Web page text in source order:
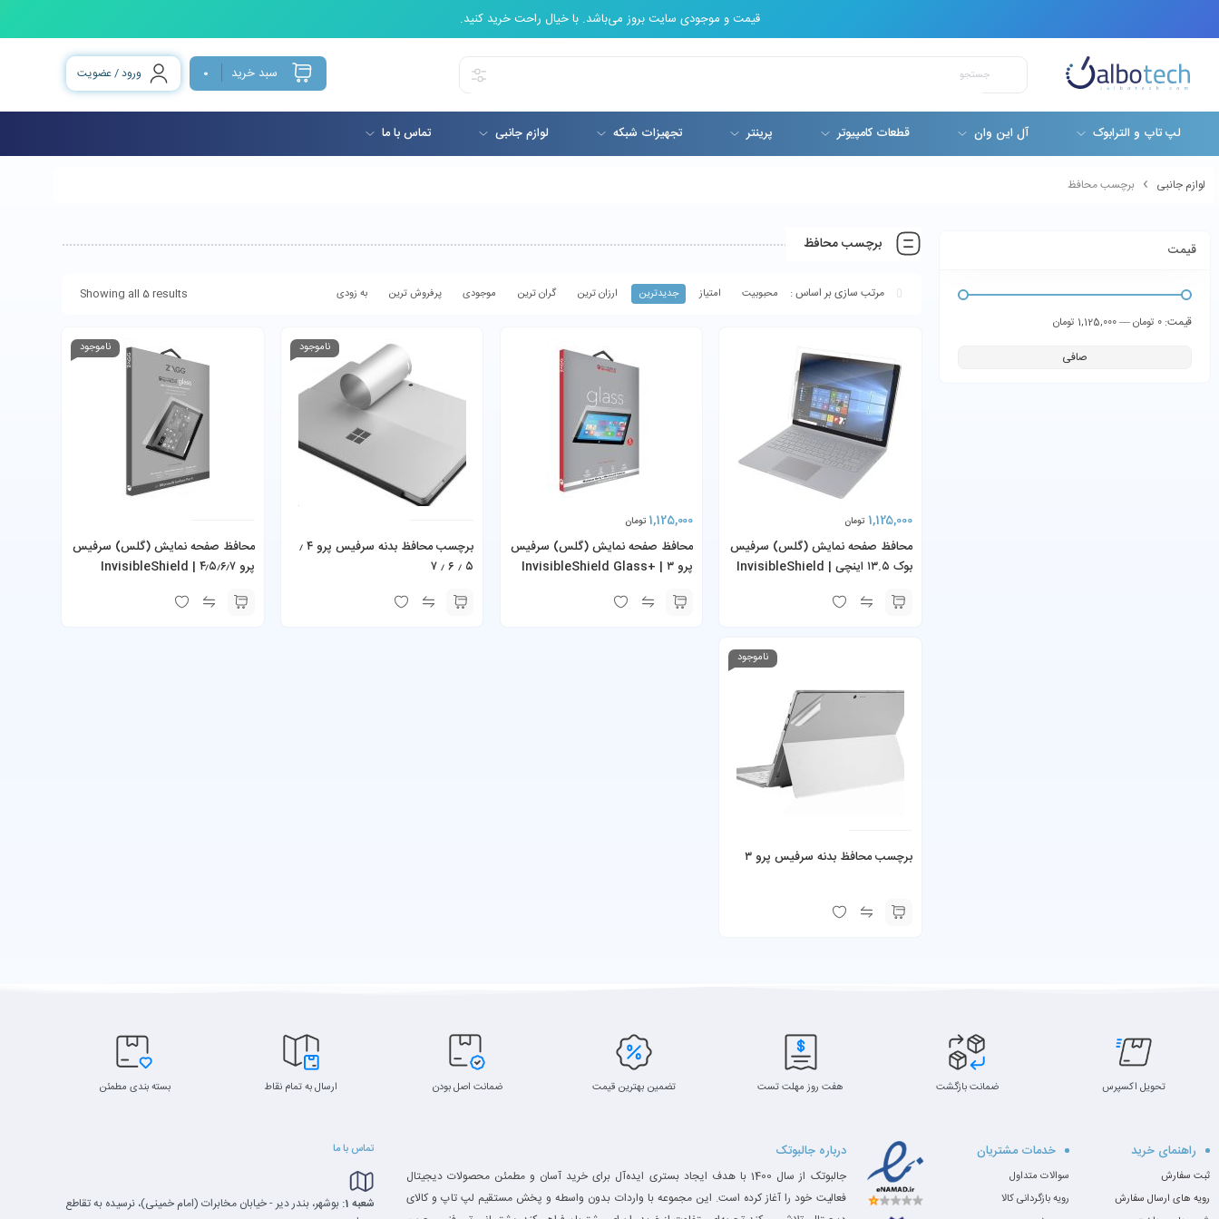
قیمت و موجودی سایت بروز می‌باشد. با خیال راحت خرید کنید.
سبد خرید 0 ورود / عضویت
لپ تاپ و الترابوک آل این وان قطعات کامپیوتر پرینتر تجهیزات شبکه لوازم جانبی تماس با ما
لوازم جانبی برچسب محافظ
قیمت
صافی
قيمت: 0 تومان —1,125,000 تومان
برچسب محافظ
Showing all 5 results محبوبیت امتیاز جدیدترین ارزان ترین گران ترین موجودی پرفروش ترین به زودی
1,125,000 تومان
محافظ صفحه نمایش (گلس) سرفیس
بوک ۱۳.۵ اینچی | InvisibleShield
Surface Book 13.5-inch
1,125,000 تومان
محافظ صفحه نمایش (گلس) سرفیس
پرو ۳ | InvisibleShield Glass+
Pro 3
ناموجود
برچسب محافظ بدنه سرفیس پرو ۴ ٫
۵ ٫ ۶ ٫ ۷
ناموجود
محافظ صفحه نمایش (گلس) سرفیس
پرو ۴٫۵٫۶٫۷ | InvisibleShield
Surface Pro 4,5,6,7
ناموجود
برچسب محافظ بدنه سرفیس پرو ۳
تحویل اکسپرس ضمانت بازگشت هفت روز مهلت تست تضمین بهترین قیمت ضمانت اصل بودن ارسال به تمام نقاط بسته بندی مطمئن
راهنمای خرید
ثبت سفارش
رویه های ارسال سفارش
خدمات مشتریان
سوالات متداول
رویه بازگردانی کالا
درباره جالبوتک
جالبوتک از سال 1400 با هدف ایجاد بستری ایده‌آل برای خرید آسان و مطمئن محصولات دیجیتال
فعالیت خود را آغاز کرده است. این مجموعه با واردات بدون واسطه و پخش مستقیم لپ تاپ و کالای
تماس با ما
شعبه 1:
بوشهر، بندر دیر - خیابان مخابرات (امام خمینی)، نرسیده به تقاطع